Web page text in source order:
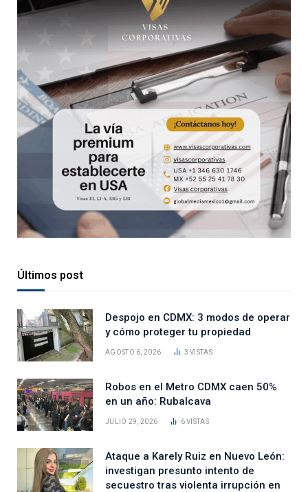
Últimos post
Despojo en CDMX: 3 modos de operar
y cómo proteger tu propiedad
AGOSTO 6, 2026 3VISTAS
Robos en el Metro CDMX caen 50%
en un año: Rubalcava
JULIO 29, 2026 6VISTAS
Ataque a Karely Ruiz en Nuevo León:
investigan presunto intento de
secuestro tras violenta irrupción en